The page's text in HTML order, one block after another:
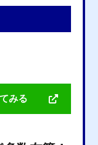
みる